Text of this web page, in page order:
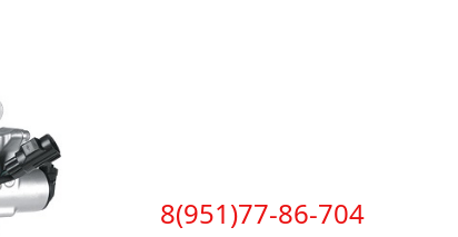
8(951)77-86-704